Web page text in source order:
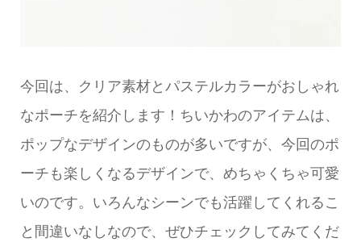
今回は、クリア素材とパステルカラーがおしゃれ
なポーチを紹介します！ちいかわのアイテムは、
ポップなデザインのものが多いですが、今回のポ
ーチも楽しくなるデザインで、めちゃくちゃ可愛
いのです。いろんなシーンでも活躍してくれるこ
と間違いなしなので、ぜひチェックしてみてくだ